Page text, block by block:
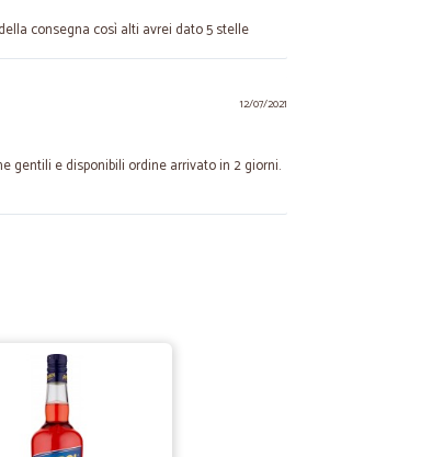
consegna così alti avrei dato 5 stelle
12/07/2021
gentili e disponibili ordine arrivato in 2 giorni.